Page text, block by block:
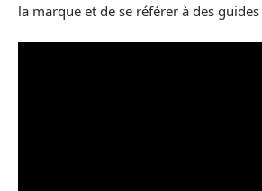
la marque et de se référer à des